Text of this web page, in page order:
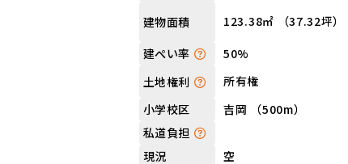
建物面積 123.38㎡ （37.32坪）
建ぺい率
50%
土地権利
所有権
小学校区
吉岡 （500m）
私道負担
現況
空